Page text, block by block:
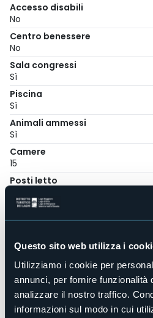
Questo sito web utilizza i
Utilizziamo i cookie per
annunci, per fornire funzionalità
analizzare il nostro traffico.
informazioni sul modo in cui
Accesso disabili
No
Centro benessere
No
Sala congressi
Sì
Piscina
Sì
Animali ammessi
Sì
Camere
15
Posti letto
E-mail
centro@ompio.org
http://www.ompio.org
Telefono
+39 0323 888967
Codice CIR
003116-CAF-00001